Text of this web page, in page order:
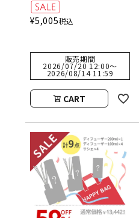
¥5,005税込
販売期間
2026/07/20 12:00〜
2026/08/14 11:59
CART